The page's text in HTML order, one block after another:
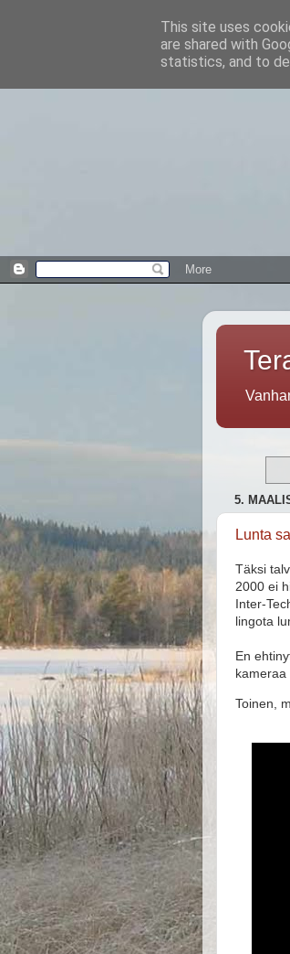
5.
Lunta
Täksi
2000 ei
Inter-
lingota
En
kameraa
Toinen,
This site uses
are shared with
statistics, and to